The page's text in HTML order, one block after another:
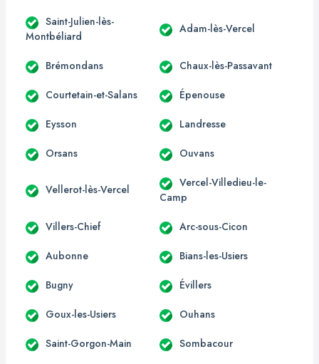
Saint-Julien-lès-
Montbéliard
Adam-lès-Vercel
Brémondans Chaux-lès-Passavant
Courtetain-et-Salans Épenouse
Eysson Landresse
Orsans Ouvans
Vellerot-lès-Vercel
Vercel-Villedieu-le-
Camp
Villers-Chief Arc-sous-Cicon
Aubonne Bians-les-Usiers
Bugny Évillers
Goux-les-Usiers Ouhans
Saint-Gorgon-Main Sombacour